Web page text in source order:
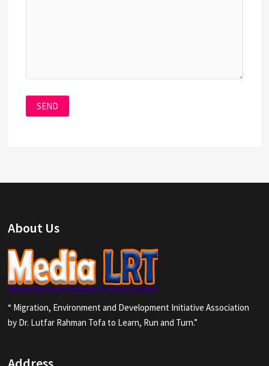
About Us
“ Migration, Environment and Development Initiative Association
by Dr. Lutfar Rahman Tofa to Learn, Run and Turn.”